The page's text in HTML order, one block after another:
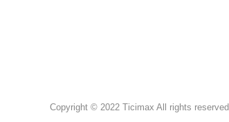
Copyright © 2022 Ticimax All rights reserved.